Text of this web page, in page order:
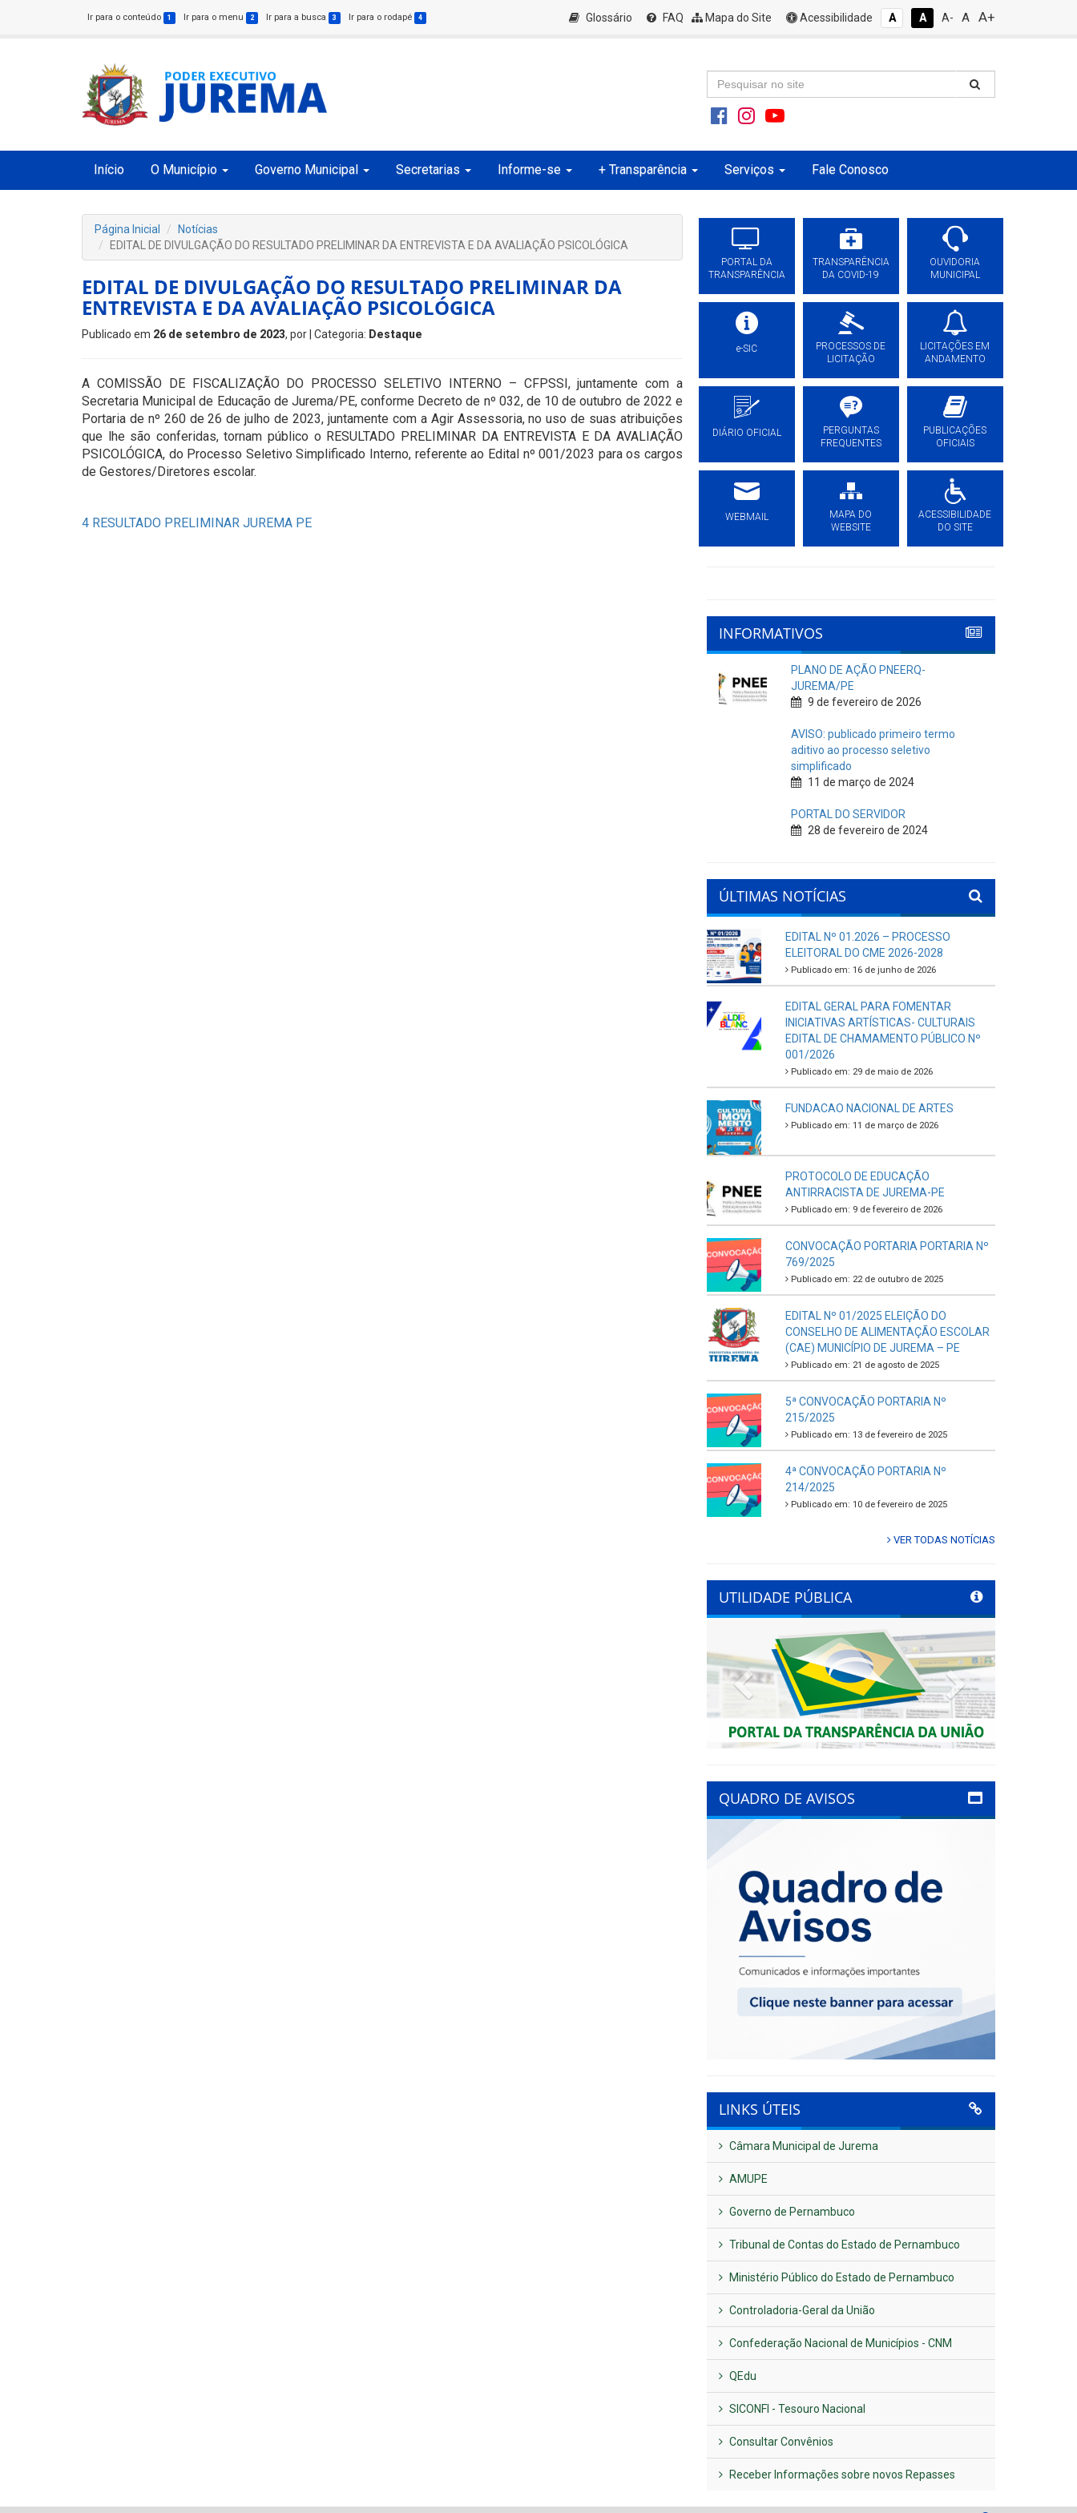
Ir para o conteúdo 1 Ir para o menu 2 Ir para a busca 3 Ir para o rodapé 4 Glossário FAQ Mapa do Site Acessibilidade A A A- A A+
Início O Município Governo Municipal Secretarias Informe-se + Transparência Serviços Fale Conosco
Página Inicial
Notícias
EDITAL DE DIVULGAÇÃO DO RESULTADO PRELIMINAR DA ENTREVISTA E DA AVALIAÇÃO PSICOLÓGICA
EDITAL DE DIVULGAÇÃO DO RESULTADO PRELIMINAR DA
ENTREVISTA E DA AVALIAÇÃO PSICOLÓGICA
Publicado em 26 de setembro de 2023, por | Categoria: Destaque
A COMISSÃO DE FISCALIZAÇÃO DO PROCESSO SELETIVO INTERNO – CFPSSI, juntamente com a
Secretaria Municipal de Educação de Jurema/PE, conforme Decreto de nº 032, de 10 de outubro de 2022 e
Portaria de nº 260 de 26 de julho de 2023, juntamente com a Agir Assessoria, no uso de suas atribuições
que lhe são conferidas, tornam público o RESULTADO PRELIMINAR DA ENTREVISTA E DA AVALIAÇÃO
PSICOLÓGICA, do Processo Seletivo Simplificado Interno, referente ao Edital nº 001/2023 para os cargos
de Gestores/Diretores escolar.
4 RESULTADO PRELIMINAR JUREMA PE
PORTAL DA
TRANSPARÊNCIA
TRANSPARÊNCIA
DA COVID-19
OUVIDORIA
MUNICIPAL
e-SIC
PROCESSOS DE
LICITAÇÃO
LICITAÇÕES EM
ANDAMENTO
DIÁRIO OFICIAL
PERGUNTAS
FREQUENTES
PUBLICAÇÕES
OFICIAIS
WEBMAIL
MAPA DO
WEBSITE
ACESSIBILIDADE
DO SITE
INFORMATIVOS
PLANO DE AÇÃO PNEERQ-
JUREMA/PE
9 de fevereiro de 2026
AVISO: publicado primeiro termo
aditivo ao processo seletivo
simplificado
11 de março de 2024
PORTAL DO SERVIDOR
28 de fevereiro de 2024
ÚLTIMAS NOTÍCIAS
EDITAL Nº 01.2026 – PROCESSO
ELEITORAL DO CME 2026-2028
Publicado em: 16 de junho de 2026
EDITAL GERAL PARA FOMENTAR
INICIATIVAS ARTÍSTICAS- CULTURAIS
EDITAL DE CHAMAMENTO PÚBLICO Nº
001/2026
Publicado em: 29 de maio de 2026
FUNDACAO NACIONAL DE ARTES
Publicado em: 11 de março de 2026
PROTOCOLO DE EDUCAÇÃO
ANTIRRACISTA DE JUREMA-PE
Publicado em: 9 de fevereiro de 2026
CONVOCAÇÃO PORTARIA PORTARIA Nº
769/2025
Publicado em: 22 de outubro de 2025
EDITAL Nº 01/2025 ELEIÇÃO DO
CONSELHO DE ALIMENTAÇÃO ESCOLAR
(CAE) MUNICÍPIO DE JUREMA – PE
Publicado em: 21 de agosto de 2025
5ª CONVOCAÇÃO PORTARIA Nº
215/2025
Publicado em: 13 de fevereiro de 2025
4ª CONVOCAÇÃO PORTARIA Nº
214/2025
Publicado em: 10 de fevereiro de 2025
VER TODAS NOTÍCIAS
UTILIDADE PÚBLICA
Previous Next
QUADRO DE AVISOS
LINKS ÚTEIS
Câmara Municipal de Jurema
AMUPE
Governo de Pernambuco
Tribunal de Contas do Estado de Pernambuco
Ministério Público do Estado de Pernambuco
Controladoria-Geral da União
Confederação Nacional de Municípios - CNM
QEdu
SICONFI - Tesouro Nacional
Consultar Convênios
Receber Informações sobre novos Repasses